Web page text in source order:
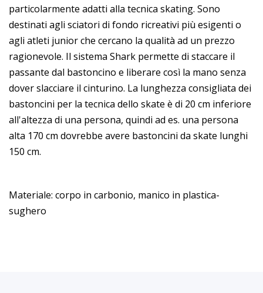
particolarmente adatti alla tecnica skating. Sono
destinati agli sciatori di fondo ricreativi più esigenti o
agli atleti junior che cercano la qualità ad un prezzo
ragionevole. Il sistema Shark permette di staccare il
passante dal bastoncino e liberare così la mano senza
dover slacciare il cinturino. La lunghezza consigliata dei
bastoncini per la tecnica dello skate è di 20 cm inferiore
all'altezza di una persona, quindi ad es. una persona
alta 170 cm dovrebbe avere bastoncini da skate lunghi
150 cm.
Materiale: corpo in carbonio, manico in plastica-
sughero